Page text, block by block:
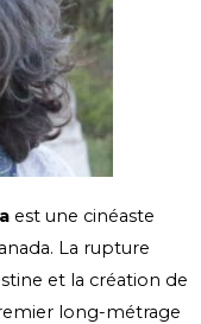
est une cinéaste
La rupture
et la création de
long-métrage